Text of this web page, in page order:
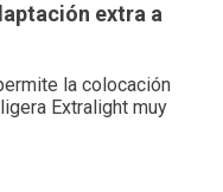
extra a
la colocación
Extralight muy